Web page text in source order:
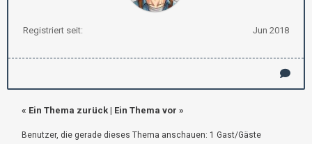
Registriert seit: Jun 2018
« Ein Thema zurück | Ein Thema vor »
Benutzer, die gerade dieses Thema anschauen: 1 Gast/Gäste